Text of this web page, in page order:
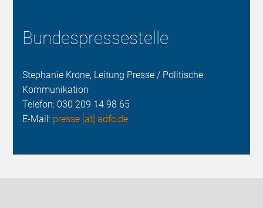
Bundespressestelle
Stephanie Krone, Leitung Presse / Politische
Kommunikation
Telefon: 030 209 14 98 65
E-Mail: presse [at] adfc.de